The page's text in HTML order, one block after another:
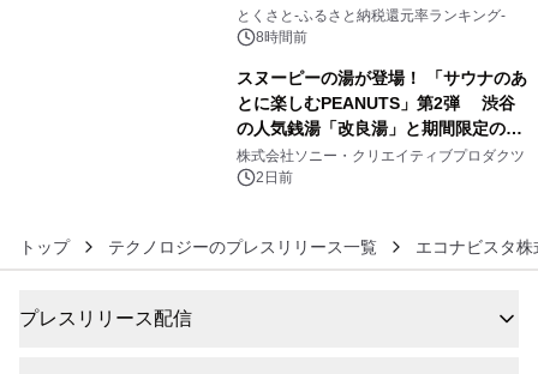
とくさと-ふるさと納税還元率ランキング-
8時間前
スヌーピーの湯が登場！ 「サウナのあ
とに楽しむPEANUTS」第2弾 渋谷
の人気銭湯「改良湯」と期間限定のコ
ラボレーション サウナイキタイコラ
ボグッズも発売決定！
株式会社ソニー・クリエイティブプロダクツ
2日前
トップ テクノロジーのプレスリリース一覧 エコナビスタ
プレスリリース配信